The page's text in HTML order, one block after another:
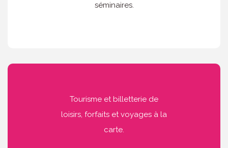
séminaires.
Tourisme et billetterie de
loisirs, forfaits et voyages à la
carte.